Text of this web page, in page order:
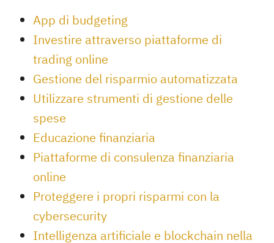
App di budgeting
Investire attraverso piattaforme di
trading online
Gestione del risparmio automatizzata
Utilizzare strumenti di gestione delle
spese
Educazione finanziaria
Piattaforme di consulenza finanziaria
online
Proteggere i propri risparmi con la
cybersecurity
Intelligenza artificiale e blockchain nella